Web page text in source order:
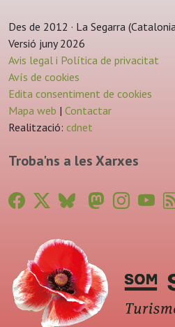
Des de 2012 · La Segarra
Versió juny 2026
Avis legal i Política de privacitat
Avís de cookies
Edita consentiment de cookies
Mapa web | Contactar
Realització: cdnet
Troba'ns a les Xarxes